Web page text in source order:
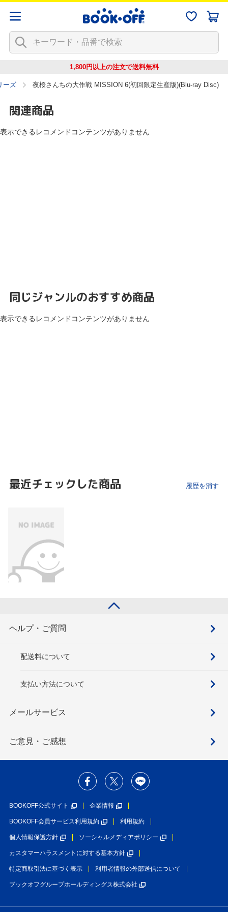
1,800円以上の注文で送料無料
ーズ 夜桜さんちの大作戦 MISSION 6(初回限定生産版)(Blu-ray Disc)
関連商品
表示できるレコメンドコンテンツがありません
同じジャンルのおすすめ商品
表示できるレコメンドコンテンツがありません
最近チェックした商品 履歴を消す
ヘルプ・ご質問
配送料について
支払い方法について
メールサービス
ご意見・ご感想
BOOKOFF公式サイト 企業情報
BOOKOFF会員サービス利用規約 利用規約
個人情報保護方針 ソーシャルメディアポリシー
カスタマーハラスメントに対する基本方針
特定商取引法に基づく表示 利用者情報の外部送信について
ブックオフグループホールディングス株式会社